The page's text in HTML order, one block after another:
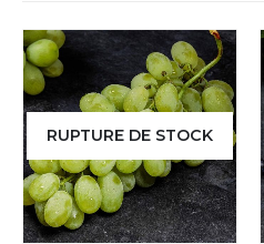
RUPTURE DE STOCK